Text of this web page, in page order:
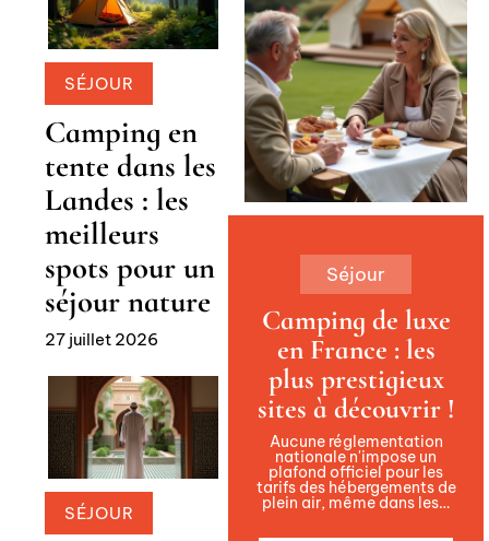
SÉJOUR
Camping en
tente dans les
Landes : les
meilleurs
spots pour un
séjour nature
27 juillet 2026
SÉJOUR
Séjour
Camping de luxe
en France : les
plus prestigieux
sites à découvrir !
Aucune réglementation
nationale n'impose un
plafond officiel pour les
tarifs des hébergements de
plein air, même dans les…